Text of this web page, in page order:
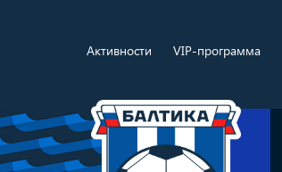
Активности VIP-программа